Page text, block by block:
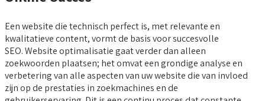
Een website die technisch perfect is, met relevante en
kwalitatieve content, vormt de basis voor succesvolle
SEO. Website optimalisatie gaat verder dan alleen
zoekwoorden plaatsen; het omvat een grondige analyse en
verbetering van alle aspecten van uw website die van invloed
zijn op de prestaties in zoekmachines en de